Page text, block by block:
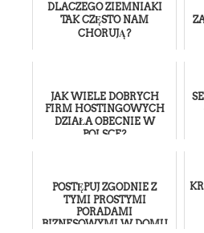
DLACZEGO ZIEMNIAKI
TAK CZĘSTO NAM
CHORUJĄ?
JAK WIELE DOBRYCH
FIRM HOSTINGOWYCH
DZIAŁA OBECNIE W
POLSCE?
POSTĘPUJ ZGODNIE Z
TYMI PROSTYMI
PORADAMI
BIZNESOWYMI W DOMU